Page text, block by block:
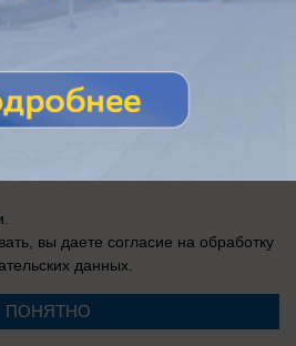
вы даете согласие на обработку
данных.
ПОНЯТНО